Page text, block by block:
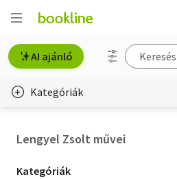
AI ajánló
Kategóriák
Lengyel Zsolt művei
Kategória
Kategóriák